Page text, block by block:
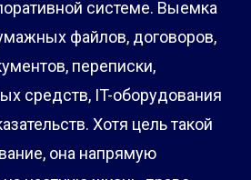
системе. Выемка
файлов, договоров,
переписки,
средств, IT-оборудования
Хотя цель такой
она напрямую